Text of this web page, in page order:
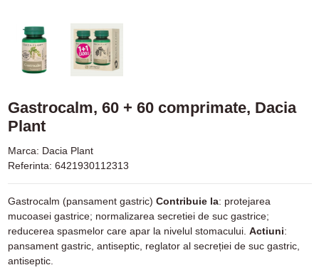
Gastrocalm, 60 + 60 comprimate, Dacia
Plant
Marca: Dacia Plant
Referinta: 6421930112313
Gastrocalm (pansament gastric) Contribuie la: protejarea
mucoasei gastrice; normalizarea secretiei de suc gastrice;
reducerea spasmelor care apar la nivelul stomacului. Actiuni:
pansament gastric, antiseptic, reglator al secreției de suc gastric,
antiseptic.